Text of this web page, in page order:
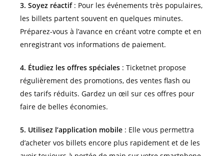
3. Soyez réactif: Pour les événements très populaires,
les billets partent souvent en quelques minutes.
Préparez-vous à l’avance en créant votre compte et en
enregistrant vos informations de paiement.
4. Étudiez les offres spéciales : Ticketnet propose
régulièrement des promotions, des ventes flash ou
des tarifs réduits. Gardez un œil sur ces offres pour
faire de belles économies.
5. Utilisez l’application mobile : Elle vous permettra
d’acheter vos billets encore plus rapidement et de les